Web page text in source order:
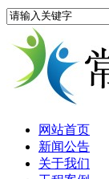
网站首页
新闻公告
关于我们